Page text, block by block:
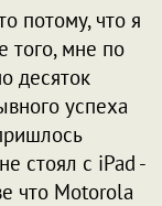
потому, что я
того, мне по
десяток
успеха
стоял с iPad -
что Motorola